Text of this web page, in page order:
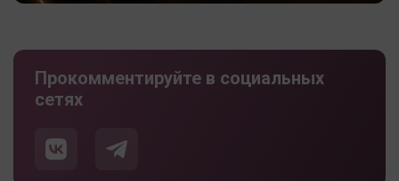
Прокомментируйте в социальных
сетях